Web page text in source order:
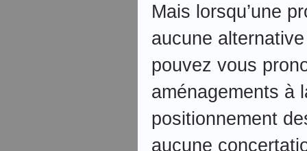
Mais lorsqu’une
aucune
pouvez vous
aménagements à
positionnement
aucune